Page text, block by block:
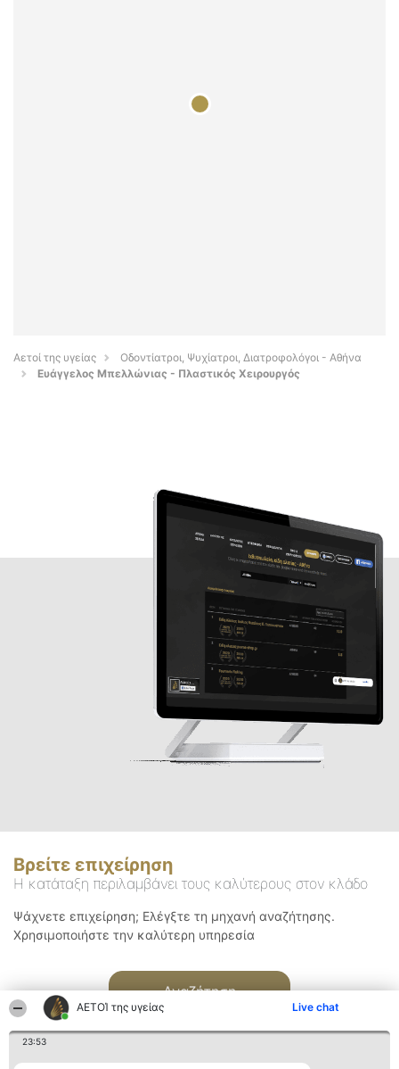
ΑΕΤΟΊ της υγείας Live chat
23:53
Αετοί της υγείας
Οδοντίατροι, Ψυχίατροι, Διατροφολόγοι - Αθήνα
Eυάγγελος Μπελλώνιας - Πλαστικός Χειρουργός
Βρείτε επιχείρηση
Η κατάταξη περιλαμβάνει τους καλύτερους στον κλάδο
Ψάχνετε επιχείρηση; Ελέγξτε τη μηχανή αναζήτησης.
Χρησιμοποιήστε την καλύτερη υπηρεσία
Αναζήτηση